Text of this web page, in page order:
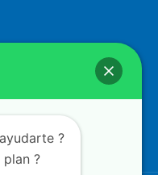
2a. Secc, 44648
cita
?
plan ?